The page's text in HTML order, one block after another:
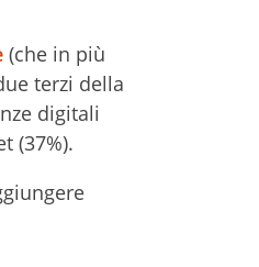
(che in più
terzi della
digitali
(37%).